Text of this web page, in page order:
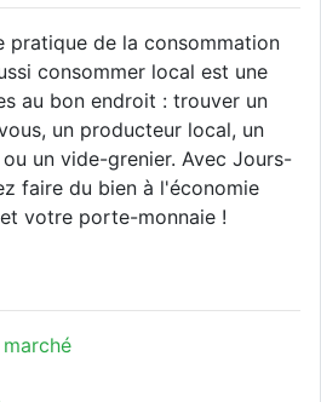
pratique de la consommation
consommer local est une
au bon endroit : trouver un
un producteur local, un
un vide-grenier. Avec Jours-
faire du bien à l'économie
votre porte-monnaie !